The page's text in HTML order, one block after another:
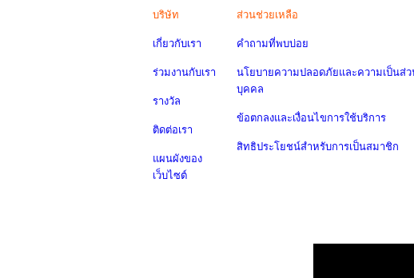
บริษัท
เกี่ยวกับเรา
ร่วมงานกับเรา
รางวัล
ติดต่อเรา
แผนผังของ
เว็บไซต์
ส่วนช่วยเหลือ
คำถามที่พบบ่อย
นโยบายความปลอดภัยและความเป็นส่
บุคคล
ข้อตกลงและเงื่อนไขการใช้บริการ
สิทธิประโยชน์สำหรับการเป็นสมาชิก